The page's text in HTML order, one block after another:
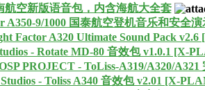
航空新版语音包，内含海航大全套
A350-9/1000 国泰航空登机音乐和安全演
Factor A320 Ultimate Sound Pack
- Rotate MD-80 音效包 v1.0.1 [X-
PROJECT - ToLiss-A319/A320/A321
- Toliss A340 音效包 v2.01 [X-